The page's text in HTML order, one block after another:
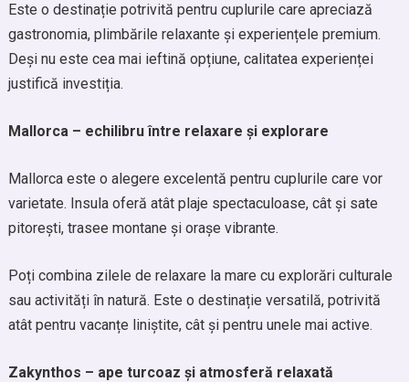
Este o destinație potrivită pentru cuplurile care apreciază
gastronomia, plimbările relaxante și experiențele premium.
Deși nu este cea mai ieftină opțiune, calitatea experienței
justifică investiția.
Mallorca – echilibru între relaxare și explorare
Mallorca este o alegere excelentă pentru cuplurile care vor
varietate. Insula oferă atât plaje spectaculoase, cât și sate
pitorești, trasee montane și orașe vibrante.
Poți combina zilele de relaxare la mare cu explorări culturale
sau activități în natură. Este o destinație versatilă, potrivită
atât pentru vacanțe liniștite, cât și pentru unele mai active.
Zakynthos – ape turcoaz și atmosferă relaxată